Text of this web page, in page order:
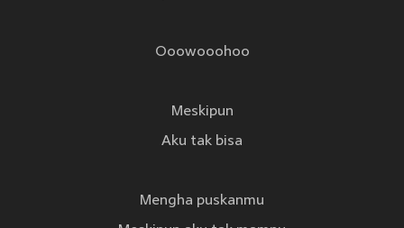
Ooowooohoo
Meskipun
Aku tak bisa
Mengha puskanmu